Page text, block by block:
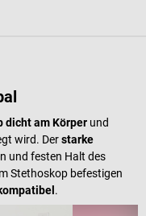
dicht am Körper und
wird. Derstarke
und festen Halt des
Stethoskop befestigen
.